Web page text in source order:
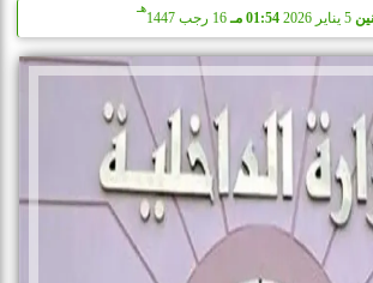
01:54 مـ 16 رجب 1447
هـ